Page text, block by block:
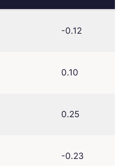
-0.12
0.10
0.25
-0.23